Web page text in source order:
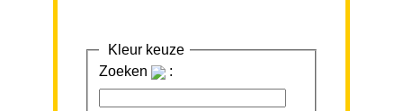
Kleur keuze
Zoeken
: